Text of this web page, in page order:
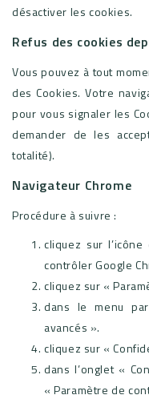
désactiver les cookies.
Refus des cookies
Vous pouvez à tout
des Cookies. Votre
pour vous signaler les
demander de les
totalité).
Navigateur Chrome
Procédure à suivre :
cliquez sur
contrôler Google
cliquez sur «
dans le menu
avancés ».
cliquez sur «
dans l’onglet «
« Paramètre de